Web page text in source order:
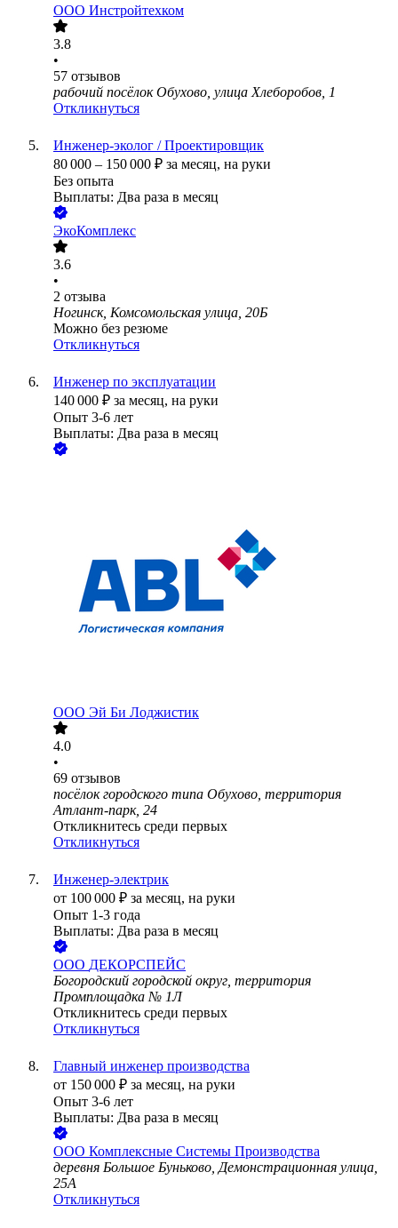
ООО Инстройтехком
3.8
•
57 отзывов
рабочий посёлок Обухово, улица Хлеборобов, 1
Откликнуться
Инженер-эколог / Проектировщик
80 000 – 150 000 ₽ за месяц, на руки
Без опыта
Выплаты: Два раза в месяц
ЭкоКомплекс
3.6
•
2 отзыва
Ногинск, Комсомольская улица, 20Б
Можно без резюме
Откликнуться
Инженер по эксплуатации
140 000 ₽ за месяц, на руки
Опыт 3-6 лет
Выплаты: Два раза в месяц
ООО Эй Би Лоджистик
4.0
•
69 отзывов
посёлок городского типа Обухово, территория
Атлант-парк, 24
Откликнитесь среди первых
Откликнуться
Инженер-электрик
от 100 000 ₽ за месяц, на руки
Опыт 1-3 года
Выплаты: Два раза в месяц
ООО ДЕКОРСПЕЙС
Богородский городской округ, территория
Промплощадка № 1Л
Откликнитесь среди первых
Откликнуться
Главный инженер производства
от 150 000 ₽ за месяц, на руки
Опыт 3-6 лет
Выплаты: Два раза в месяц
ООО Комплексные Системы Производства
деревня Большое Буньково, Демонстрационная улица,
25А
Откликнуться